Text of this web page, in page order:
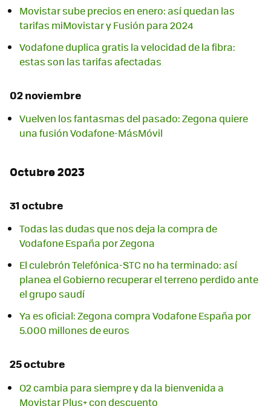
Movistar sube precios en enero: así quedan las
tarifas miMovistar y Fusión para 2024
Vodafone duplica gratis la velocidad de la fibra:
estas son las tarifas afectadas
02 noviembre
Vuelven los fantasmas del pasado: Zegona quiere
una fusión Vodafone-MásMóvil
Octubre 2023
31 octubre
Todas las dudas que nos deja la compra de
Vodafone España por Zegona
El culebrón Telefónica-STC no ha terminado: así
planea el Gobierno recuperar el terreno perdido ante
el grupo saudí
Ya es oficial: Zegona compra Vodafone España por
5.000 millones de euros
25 octubre
O2 cambia para siempre y da la bienvenida a
Movistar Plus+ con descuento